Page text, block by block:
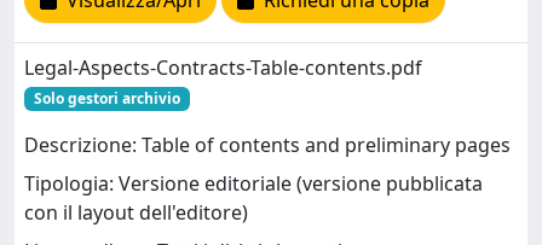
Legal-Aspects-Contracts-Table-contents.pdf
Solo gestori archivio
Descrizione: Table of contents and preliminary pages
Tipologia: Versione editoriale (versione pubblicata
con il layout dell'editore)